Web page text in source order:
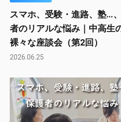
スマホ、受験・進路、塾…
者のリアルな悩み｜中高生
裸々な座談会（第2回）
2026.06.25